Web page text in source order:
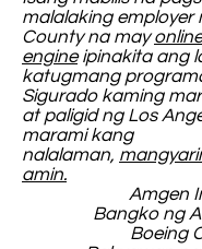
malalaking employer
County na may
engineipinakita ang
katugmang
Sigurado kaming
at paligid ng Los
marami kang
nalalaman,
amin.
Amgen
Bangko ng
Boeing